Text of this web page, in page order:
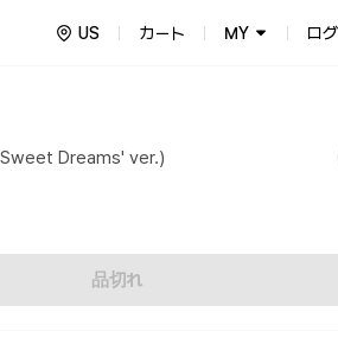
US カート MY ロ
Dreams' ver.)
品切れ